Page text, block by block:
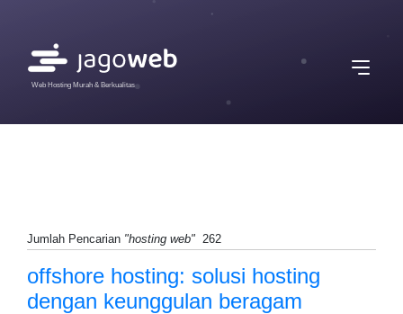
Web Hosting Murah & Berkualitas
Jumlah Pencarian "hosting web" 262
offshore hosting: solusi hosting
dengan keunggulan beragam